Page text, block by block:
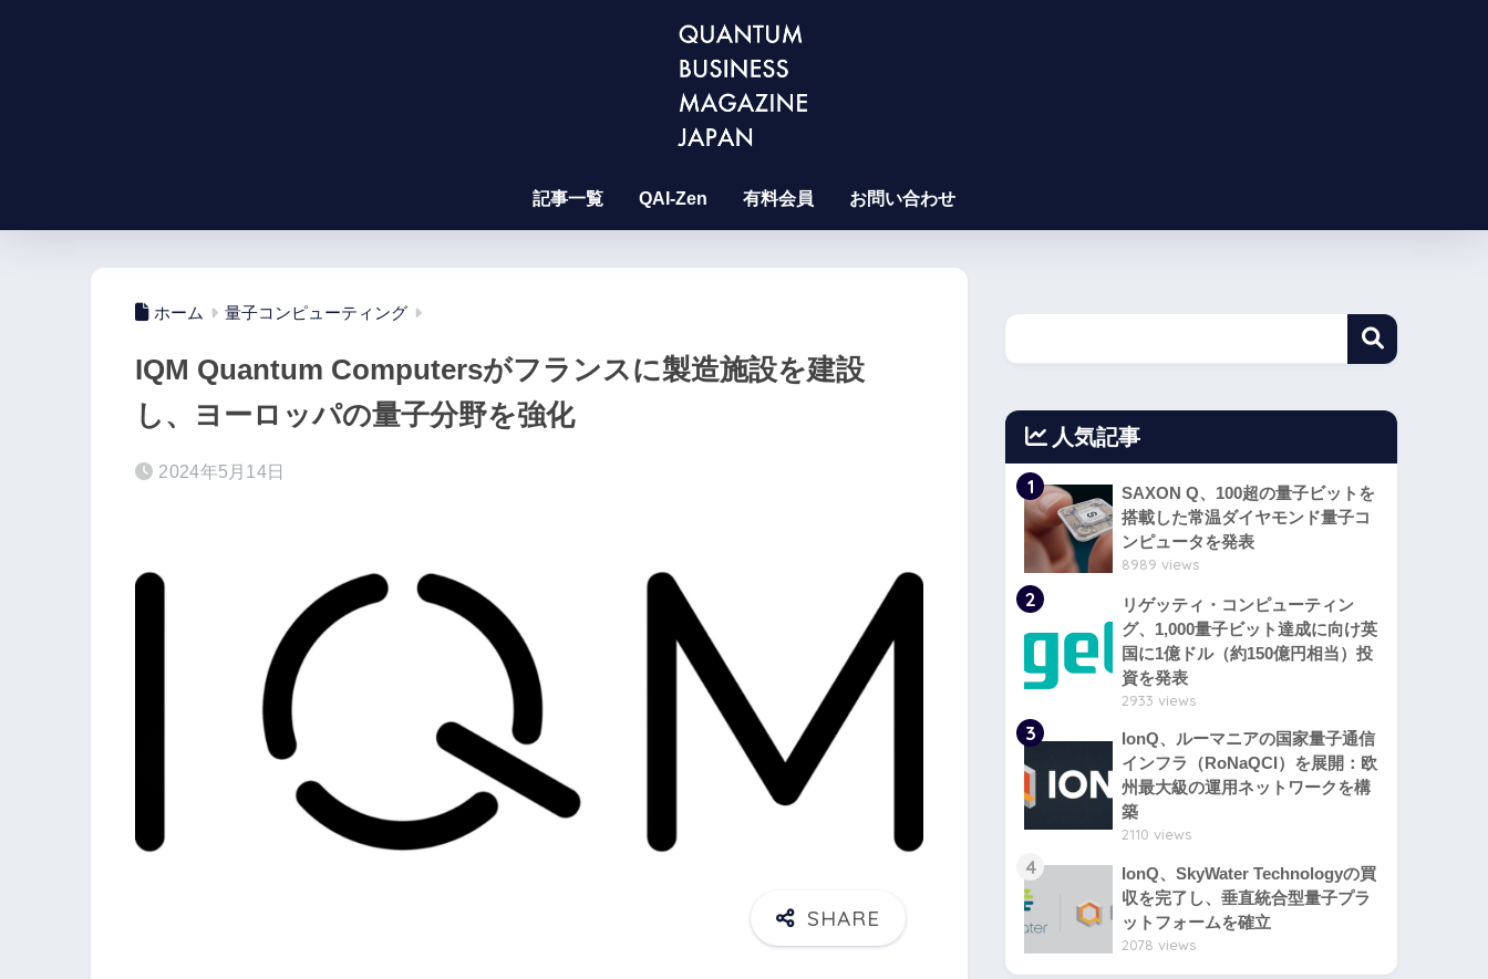
記事一覧 QAI-Zen 有料会員 お問い合わせ
ホーム 量子コンピューティング
IQM Quantum Computersがフランスに製造施設を建設
し、ヨーロッパの量子分野を強化
2024年5月14日
人気記事
1
SAXON Q、100超の量子ビットを
搭載した常温ダイヤモンド量子コ
ンピュータを発表
8989 views
2
リゲッティ・コンピューティン
グ、1,000量子ビット達成に向け英
国に1億ドル（約150億円相当）投
資を発表
2933 views
3
IonQ、ルーマニアの国家量子通信
インフラ（RoNaQCI）を展開：欧
州最大級の運用ネットワークを構
築
2110 views
4
IonQ、SkyWater Technologyの買
収を完了し、垂直統合型量子プラ
ットフォームを確立
2078 views